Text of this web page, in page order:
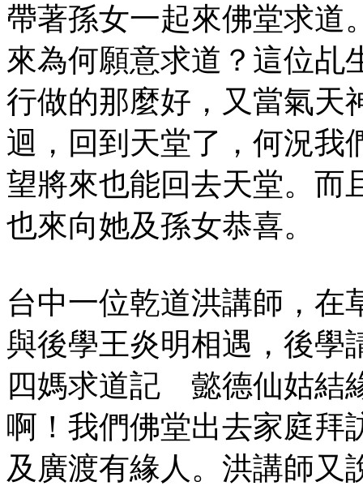
帶著孫女一起來佛堂求道
來為何願意求道？這位乩
行做的那麼好，又當氣天
迴，回到天堂了，何況我
望將來也能回去天堂。而
也來向她及孫女恭喜。
台中一位乾道洪講師，在
與後學王炎明相遇，後學
四媽求道記 懿德仙姑結
啊！我們佛堂出去家庭拜
及廣渡有緣人。洪講師又